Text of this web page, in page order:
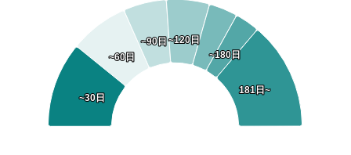
~30日
~30日
~60日
~60日
~90日
~90日 ~120日
~120日
~180日
~180日
181日~
181日~